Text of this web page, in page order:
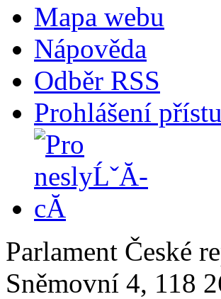
Mapa webu
Nápověda
Odběr RSS
Prohlášení
Parlament České
Sněmovní 4, 118